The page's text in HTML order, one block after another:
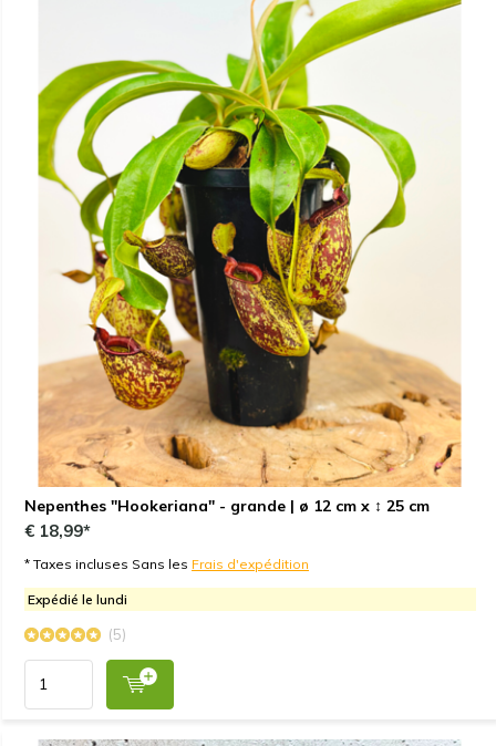
Nepenthes "Hookeriana" - grande | ø 12 cm x ↕ 25 cm
€ 18,99*
* Taxes incluses Sans les Frais d'expédition
Expédié le lundi
(5)